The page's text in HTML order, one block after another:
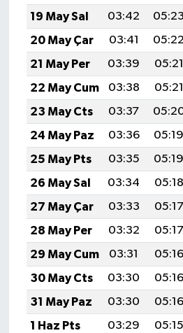
19 May Sal
03:42 05:23
20 May Çar
03:41 05:22
21 May Per
03:39 05:21
22 May Cum
03:38 05:21
23 May Cts
03:37
24 May Paz
03:36 05:19
25 May Pts
03:35 05:19
26 May Sal
03:34 05:18
27 May Çar
03:33 05:17
28 May Per
03:32 05:17
29 May Cum
03:31 05:16
30 May Cts
03:30 05:16
31 May Paz
03:30 05:16
1 Haz Pts
03:29 05:15